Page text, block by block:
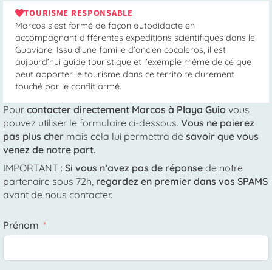
TOURISME RESPONSABLE
Marcos s’est formé de façon autodidacte en
accompagnant différentes expéditions scientifiques dans le
Guaviare. Issu d’une famille d’ancien cocaleros, il est
aujourd’hui guide touristique et l’exemple même de ce que
peut apporter le tourisme dans ce territoire durement
touché par le conflit armé.
Pour contacter directement Marcos à Playa Guio vous
pouvez utiliser le formulaire ci-dessous. Vous ne paierez
pas plus cher mais cela lui permettra de savoir que vous
venez de notre part.
IMPORTANT : Si vous n’avez pas de réponse de notre
partenaire sous 72h regardez en premier dans vos SPAMS
avant de nous contacter.
Prénom